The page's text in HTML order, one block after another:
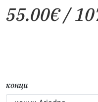
55.00€/
конци